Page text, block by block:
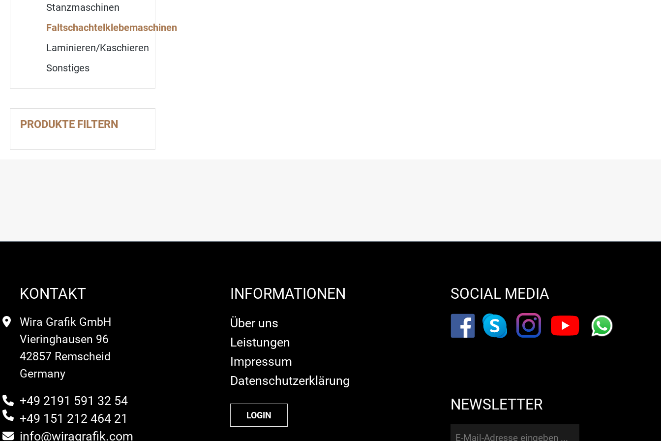
Stanzmaschinen
Faltschachtelklebemaschinen
Laminieren/Kaschieren
Sonstiges
PRODUKTE FILTERN
KONTAKT
Wira Grafik GmbH
Vieringhausen 96
42857 Remscheid
Germany
+49 2191 591 32 54
+49 151 212 464 21
info@wiragrafik.com
INFORMATIONEN
Über uns
Leistungen
Impressum
Datenschutzerklärung
LOGIN
SOCIAL MEDIA
NEWSLETTER